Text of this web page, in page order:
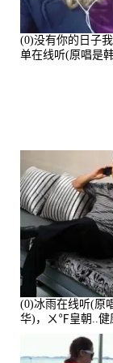
(0)没有你的日子
单在线听(原唱是
(0)冰雨在线听(原
华)，ㄨ℉皇朝..健